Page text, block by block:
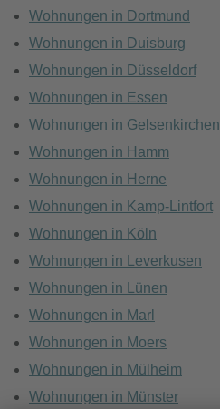
Wohnungen in Dortmund
Wohnungen in Duisburg
Wohnungen in Düsseldorf
Wohnungen in Essen
Wohnungen in Gelsenkirchen
Wohnungen in Hamm
Wohnungen in Herne
Wohnungen in Kamp-Lintfort
Wohnungen in Köln
Wohnungen in Leverkusen
Wohnungen in Lünen
Wohnungen in Marl
Wohnungen in Moers
Wohnungen in Mülheim
Wohnungen in Münster